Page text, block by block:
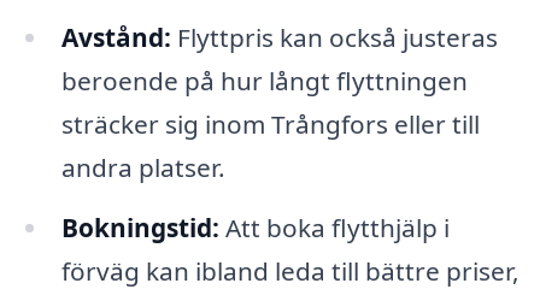
Avstånd: Flyttpris kan också justeras
beroende på hur långt flyttningen
sträcker sig inom Trångfors eller till
andra platser.
Bokningstid: Att boka flytthjälp i
förväg kan ibland leda till bättre priser,